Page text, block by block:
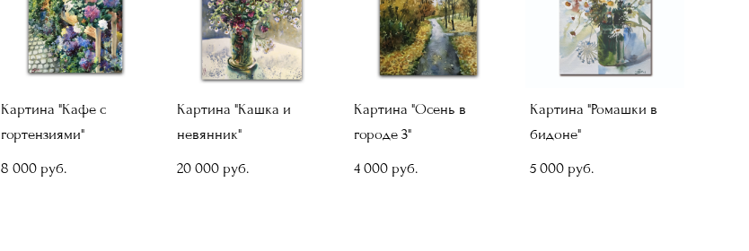
Картина "Кафе с
гортензиями"
8 000 pуб.
Картина "Кашка и
невянник"
20 000 pуб.
Картина "Осень в
городе 3"
4 000 pуб.
Картина "Ромашки в
бидоне"
5 000 pуб.